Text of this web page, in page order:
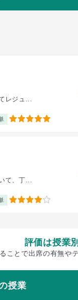
レジュ...
5
て、丁...
4
評価は授業
ことで出席の有無や
授業